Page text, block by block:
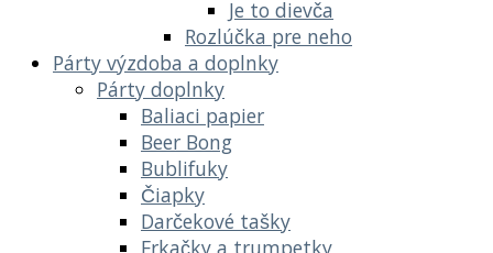
Je to dievča
Rozlúčka pre neho
Párty výzdoba a doplnky
Párty doplnky
Baliaci papier
Beer Bong
Bublifuky
Čiapky
Darčekové tašky
Frkačky a trumpetky